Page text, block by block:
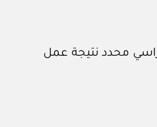
محدد نتيجة عمل